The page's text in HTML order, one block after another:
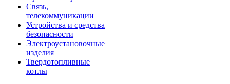
Связь,
телекоммуникации
Устройства и средства
безопасности
Электроустановочные
изделия
Твердотопливные
котлы